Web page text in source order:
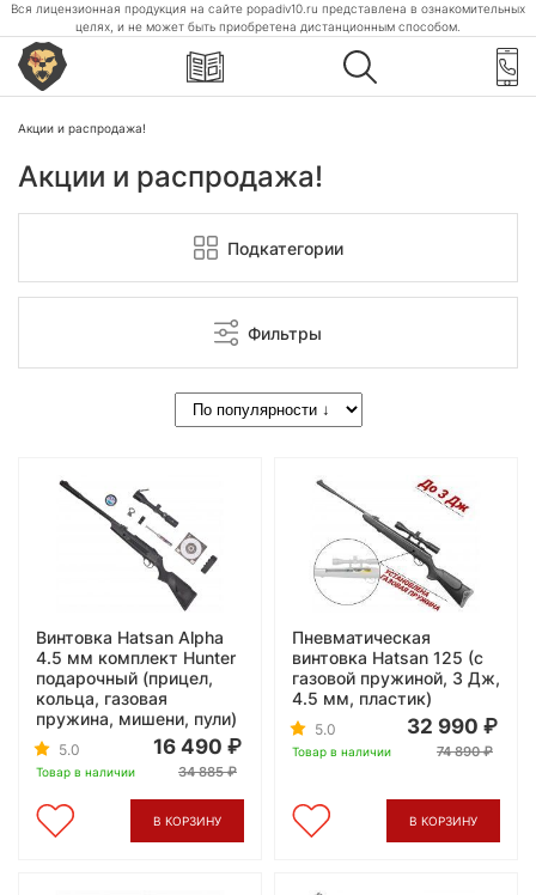
Вся лицензионная продукция на сайте popadiv10.ru представлена в ознакомительных
целях, и не может быть приобретена дистанционным способом.
Акции и распродажа!
Акции и распродажа!
Подкатегории
Фильтры
Винтовка Hatsan Alpha
4.5 мм комплект Hunter
подарочный (прицел,
кольца, газовая
пружина, мишени, пули)
5.0
Товар в наличии
16 490
34 885
В КОРЗИНУ
Пневматическая
винтовка Hatsan 125 (с
газовой пружиной, 3 Дж,
4.5 мм, пластик)
5.0
Товар в наличии
32 990
74 890
В КОРЗИНУ